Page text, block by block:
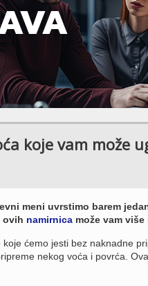
koje vam može
meni uvrstimo barem
ovih namirnica može vam
ćemo jesti bez naknadne
nekog voća i povrća.